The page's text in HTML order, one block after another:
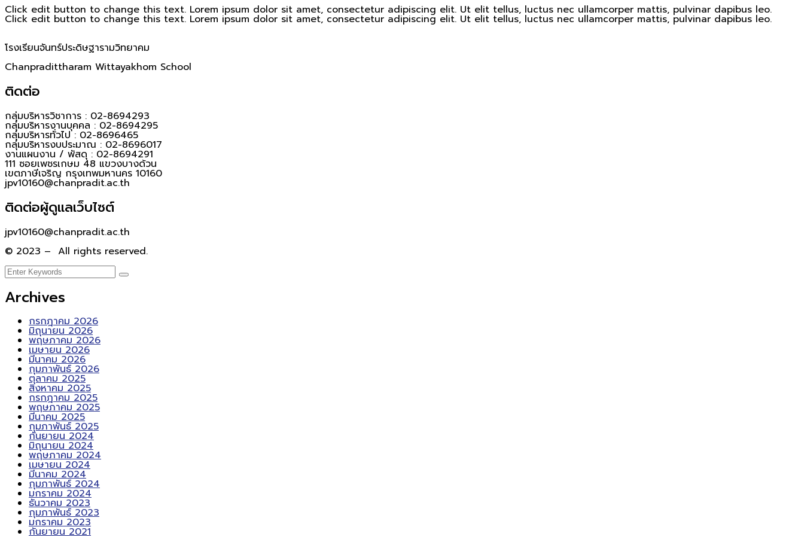
Click edit button to change this text. Lorem ipsum dolor sit amet, consectetur adipiscing elit. Ut elit tellus, luctus nec ullamcorper mattis, pulvinar dapibus leo.
Click edit button to change this text. Lorem ipsum dolor sit amet, consectetur adipiscing elit. Ut elit tellus, luctus nec ullamcorper mattis, pulvinar dapibus leo.
โรงเรียนจันทร์ประดิษฐารามวิทยาคม
Chanpradittharam Wittayakhom School
ติดต่อ
กลุ่มบริหารวิชาการ : 02-8694293
กลุ่มบริหารงานบุคคล : 02-8694295
กลุ่มบริหารทั่วไป : 02-8696465
กลุ่มบริหารงบประมาณ : 02-8696017
งานแผนงาน / พัสดุ : 02-8694291
111 ซอยเพชรเกษม 48 แขวงบางด้วน
เขตภาษีเจริญ กรุงเทพมหานคร 10160
jpv10160@chanpradit.ac.th
ติดต่อผู้ดูแลเว็บไซต์
jpv10160@chanpradit.ac.th
© 2023 – All rights reserved.
Archives
กรกฎาคม 2026
มิถุนายน 2026
พฤษภาคม 2026
เมษายน 2026
มีนาคม 2026
กุมภาพันธ์ 2026
ตุลาคม 2025
สิงหาคม 2025
กรกฎาคม 2025
พฤษภาคม 2025
มีนาคม 2025
กุมภาพันธ์ 2025
กันยายน 2024
มิถุนายน 2024
พฤษภาคม 2024
เมษายน 2024
มีนาคม 2024
กุมภาพันธ์ 2024
มกราคม 2024
ธันวาคม 2023
กุมภาพันธ์ 2023
มกราคม 2023
กันยายน 2021